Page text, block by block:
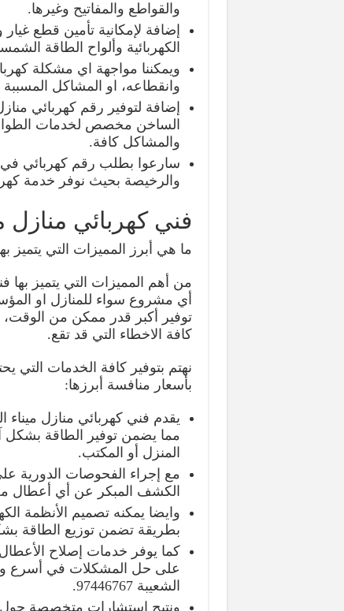
والقواطع والمفاتيح وغيرها.
إضافة لإمكانية تأمين قطع
الكهربائية وألواح الطاقة
ويمكننا مواجهة اي مشكلة
وانقطاعه، او المشاكل المسببة
الساخن مخصص لخدمات
والمشاكل كافة.
والرخيصة بحيث نوفر خدمة
فني كهربائي منازل
ما هي أبرز المميزات التي يتميز
من أهم المميزات التي يتميز بها
أي مشروع سواء للمنازل او
توفير أكبر قدر ممكن من الوقت،
كافة الاخطاء التي قد تقع.
نهتم بتوفير كافة الخدمات التي
بأسعار منافسة أبرزها:
يقدم فني كهربائي منازل ميناء
مما يضمن توفير الطاقة بشكل
المنزل أو المكتب.
مع إجراء الفحوصات الدورية
الكشف المبكر عن أي أعطال
وايضا يمكنه تصميم الأنظمة
بطريقة تضمن توزيع الطاقة
كما يوفر خدمات إصلاح
على حل المشكلات في أسرع
الشعيبة 97446767.
ونتيح استشارات متخصصة حول